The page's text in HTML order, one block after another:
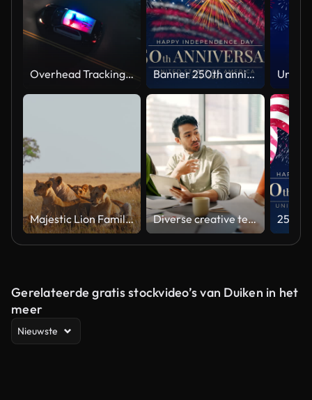
Overhead Tracking Drone Shot of a Police Car Driving on a City Street with Lights On at Night Banner 250th anniversary of the USA. 250 years of independence. 4th of july 2026 usa independence day, video greeting card. US flag fireworks on blue sky background. Fourth of july. 4k seamless loop
Majestic Lion Family Relaxing in Natural Habitat Under Soft Light Diverse creative team collaborating on a marketing strategy in an office meeting
Gerelateerde gratis stockvideo’s van Duiken in het
meer
Nieuwste